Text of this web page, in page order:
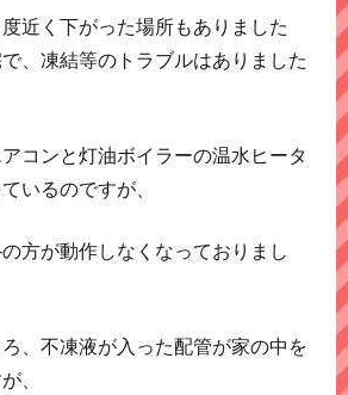
近く下がった場所もありました
、凍結等のトラブルはありました
コンと灯油ボイラーの温水ヒータ
いるのですが、
方が動作しなくなっておりまし
、不凍液が入った配管が家の中を
、